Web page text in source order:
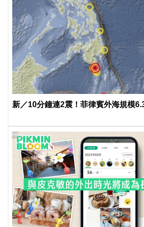
新／10分鐘連2震！菲律賓外海規模
PR